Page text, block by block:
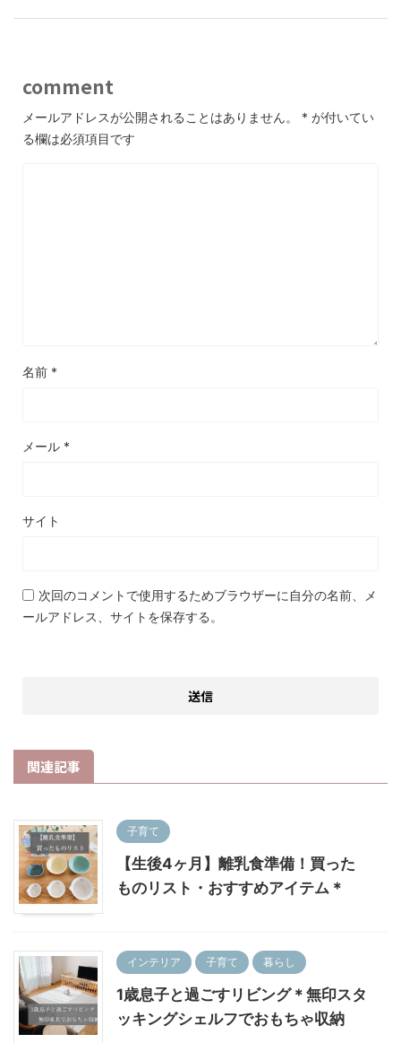
comment
メールアドレスが公開されることはありません。 * が付いてい
る欄は必須項目です
名前 *
メール *
サイト
次回のコメントで使用するためブラウザーに自分の名前、メ
ールアドレス、サイトを保存する。
関連記事
子育て
【生後4ヶ月】離乳食準備！買った
ものリスト・おすすめアイテム＊
インテリア 子育て 暮らし
1歳息子と過ごすリビング＊無印スタ
ッキングシェルフでおもちゃ収納